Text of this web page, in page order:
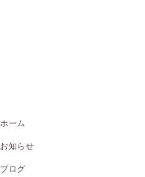
ホーム
お知らせ
ブログ